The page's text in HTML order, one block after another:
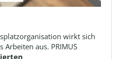
wirkt sich
aus. PRIMUS